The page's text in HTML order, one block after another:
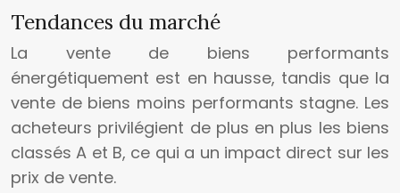
Tendances du marché
La vente de biens performants
énergétiquement est en hausse, tandis que la
vente de biens moins performants stagne. Les
acheteurs privilégient de plus en plus les biens
classés A et B, ce qui a un impact direct sur les
prix de vente.